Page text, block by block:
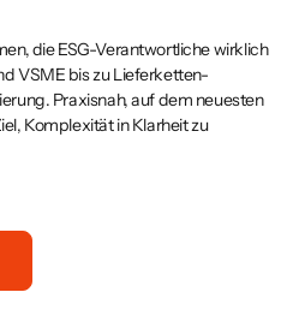
die ESG-Verantwortliche wirklich
VSME bis zu Lieferketten-
Praxisnah, auf dem neuesten
Komplexität in Klarheit zu